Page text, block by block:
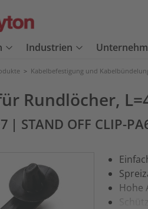
Industrien
> Kabelbefestigung und
Rundlöcher,
| STAND OFF CLIP-
Hohe